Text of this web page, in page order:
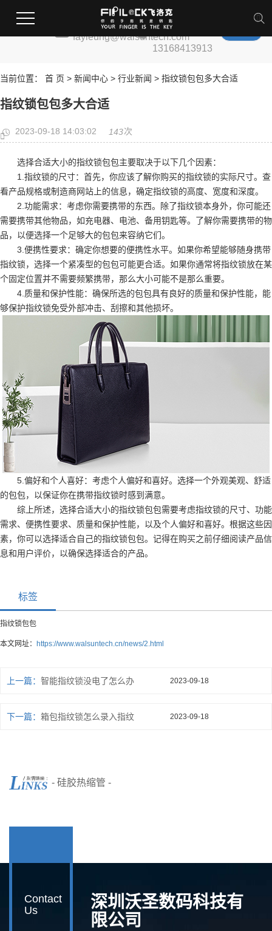
fayleung@walsuntech.com
全国服务热
线:
13168413913
当前位置： 首 页 > 新闻中心 > 行业新闻 > 指纹锁包包多大合适
指纹锁包包多大合适
2023-09-18 14:03:02 143次
选择合适大小的指纹锁包包主要取决于以下几个因素：
1.指纹锁的尺寸：首先，你应该了解你购买的指纹锁的实际尺寸。查
看产品规格或制造商网站上的信息，确定指纹锁的高度、宽度和深度。
2.功能需求：考虑你需要携带的东西。除了指纹锁本身外，你可能还
需要携带其他物品，如充电器、电池、备用钥匙等。了解你需要携带的物
品，以便选择一个足够大的包包来容纳它们。
3.便携性要求：确定你想要的便携性水平。如果你希望能够随身携带
指纹锁，选择一个紧凑型的包包可能更合适。如果你通常将指纹锁放在某
个固定位置并不需要频繁携带，那么大小可能不是那么重要。
4.质量和保护性能：确保所选的包包具有良好的质量和保护性能，能
够保护指纹锁免受外部冲击、刮擦和其他损坏。
5.偏好和个人喜好：考虑个人偏好和喜好。选择一个外观美观、舒适
的包包，以保证你在携带指纹锁时感到满意。
综上所述，选择合适大小的指纹锁包包需要考虑指纹锁的尺寸、功能
需求、便携性要求、质量和保护性能，以及个人偏好和喜好。根据这些因
素，你可以选择适合自己的指纹锁包包。记得在购买之前仔细阅读产品信
息和用户评价，以确保选择适合的产品。
标签
指纹锁包包
本文网址： https://www.walsuntech.cn/news/2.html
上一篇： 智能指纹锁没电了怎么办 2023-09-18
下一篇： 箱包指纹锁怎么录入指纹 2023-09-18
- 硅胶热缩管 -
Contact
Us
深圳沃圣数码科技有
限公司